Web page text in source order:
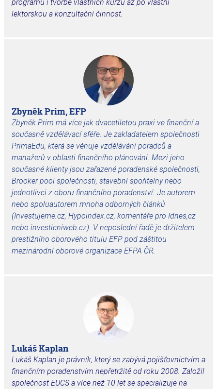
programů i tvorbě vlastních kurzů až po vlastní
lektorskou a konzultační činnost.
Zbyněk Prim, EFP
Zbyněk Prim má více jak dvacetiletou praxi ve finanční a
současně vzdělávací sféře. Je zakladatelem společnosti
PrimaEdu, která se věnuje vzdělávání poradců a
manažerů v oblasti finančního plánování. Mezi jeho
současné klienty jsou zařazené poradenské společnosti,
Brooker pool společnosti, stavební spořitelny nebo
jednotlivci z oboru finančního poradenství. Je autorem
nebo spoluautorem mnoha odborných článků
(Investujeme.cz, Hypoindex.cz, komentáře pro Idnes,cz
nebo investicniweb.cz). V neposlední řadě je držitelem
prestižního oborového titulu EFP pod záštitou
mezinárodní oborové organizace EFPA ČR.
Lukáš Kaplan
Lukáš Kaplan je právník, který se zabývá pojišťovnictvím a
finančním poradenstvím nepřetržitě od roku 2008. Založil
společnost EUCS a více než 10 let se specializuje na